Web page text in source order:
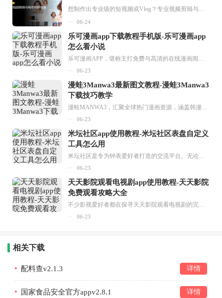
想制作出专业级的短视频或Vlog？专业视频剪辑与特效制作大全专题为你提供了从剪辑、抠像到特效包装的全套解决方案。无论是添加炫酷的片头、进行精准的视频抠图，还是制...
06-24
乐可漫画app下载教程手机版-乐可漫画app
怎么看小说
乐可漫画APP，堪称主打免费与高清的在线漫画阅读神器。其官方版提供海量完整版漫画资源，无论是国内漫画，还是日漫、韩漫、台漫、美漫等国外漫画，应有尽有，随时供你阅读。只需轻点一下，便能直接进入阅读界面。不仅如此，乐可漫画最新版本更新速度极快，在这里，你总能抢先看到全网一手漫画章节内容！...
06-23
漫蛙3Manwa3最新图文教程-漫蛙3Manwa3
下载技巧教学
漫蛙MANWA3，汇聚全球热门漫画资源，涵盖韩漫、欧美漫画、国漫等多种类型，题材丰富多样，全方位满足用户阅读喜好。它不仅是阅读平台，更是创作平台，为广大用户打造零门槛创作环境。...
06-23
米坛社区app使用教程-米坛社区表盘自定义
工具怎么用
米坛社区是专为钟表爱好者打造的交流平台。无论你是初涉钟表领域的普通爱好者，还是拥有多年收藏经验的资深玩家，都能在此找到属于自己的天地。 无需注册，就能轻松参与其中。通过专业的讨论论坛与丰富的交互功能，你可与世界各地的钟表爱好者畅快交流。若你钟情于钟表，米坛社区无疑是值得一试的理想之选。在这里，你能获取最新的手表资讯，交流见解，提升鉴赏品味，让每一块手表都成为收藏故事中重要的一部分。感兴趣的朋友，不要错过下载机会。...
06-23
天天影院观看电视剧app使用教程-天天影院
免费观看攻略大全
不少影视爱好者都在探寻天天影院观看电视剧的完整方法，结合最新平台使用规则，本篇新手入门攻略全面讲解观看渠道、检索流程、播放设置以及画面模式调整等实用内容。全文适配手机、电脑等主流设备，步骤简洁易懂，无论是初次使用的新手，还是想要优化观影体验的用户，都能参照内容快速上手，熟练掌握平台各项操作技巧，轻松畅享影视内容。...
06-23
相关下载
配料查v2.1.3 详情
国家食品安全官方appv2.8.1 详情